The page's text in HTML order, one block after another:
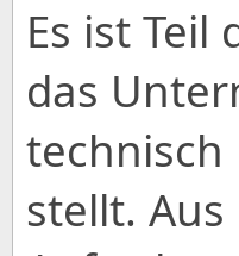
Es ist
das
stellt.